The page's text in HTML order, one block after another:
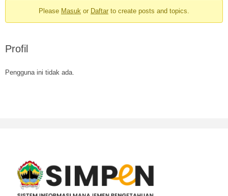
Please Masuk or Daftar to create posts and topics.
Profil
Pengguna ini tidak ada.